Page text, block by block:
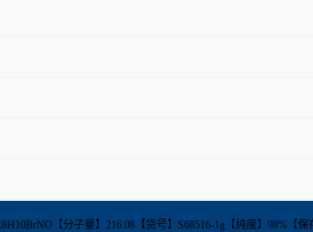
【分子量】216.08【货号】S68516-1g【纯度】98%【